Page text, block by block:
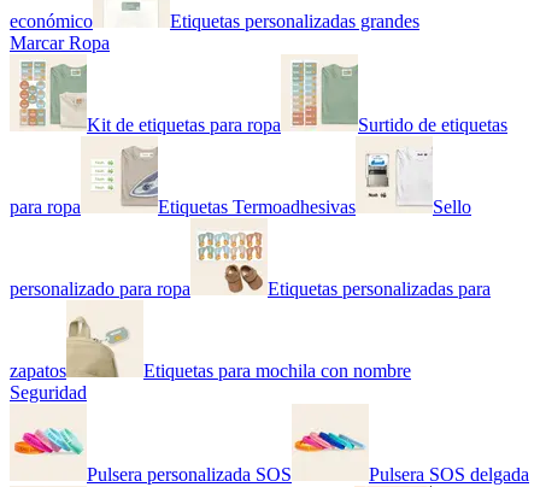
económico
Etiquetas personalizadas grandes
Marcar Ropa
Kit de etiquetas para ropa Surtido de etiquetas
para ropa Etiquetas Termoadhesivas Sello
personalizado para ropa Etiquetas personalizadas para
zapatos
Etiquetas para mochila con nombre
Seguridad
Pulsera personalizada SOS Pulsera SOS delgada